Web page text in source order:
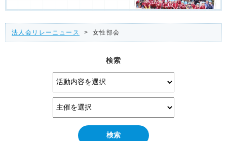
法人会リレーニュース > 女性部会
検索